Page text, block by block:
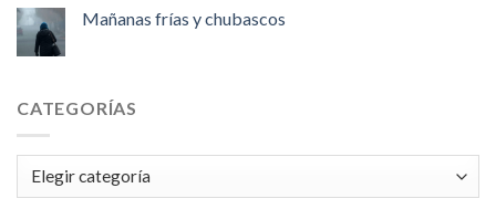
Mañanas frías y chubascos
CATEGORÍAS
Categorías